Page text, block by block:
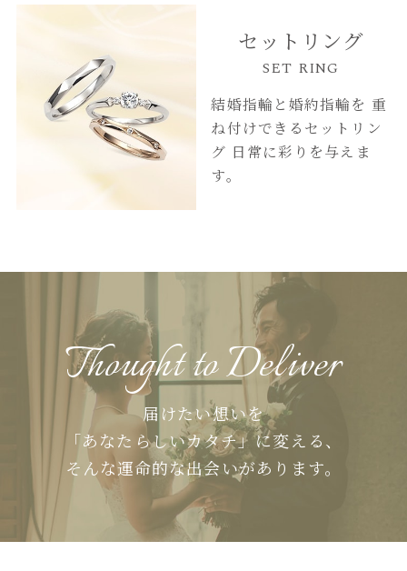
セットリング
SET RING
結婚指輪と婚約指輪を 重
ね付けできるセットリン
グ 日常に彩りを与えま
す。
Thought to Deliver
届けたい想いを
「あなたらしいカタチ」に変える、
そんな運命的な出会いがあります。